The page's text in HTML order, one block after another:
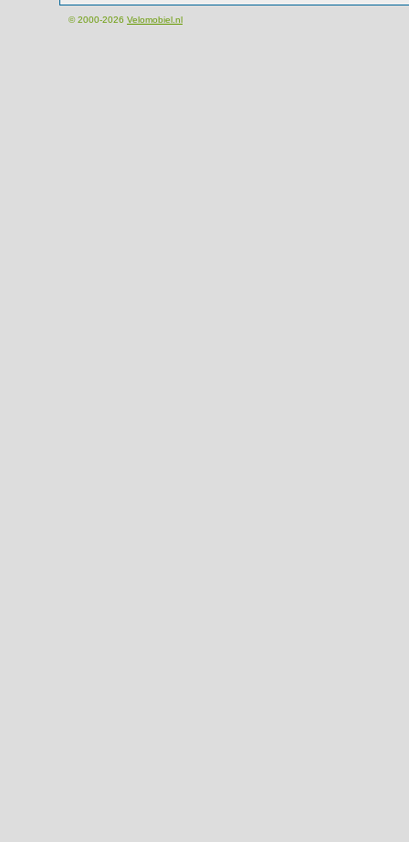
© 2000-2026 Velomobiel.nl